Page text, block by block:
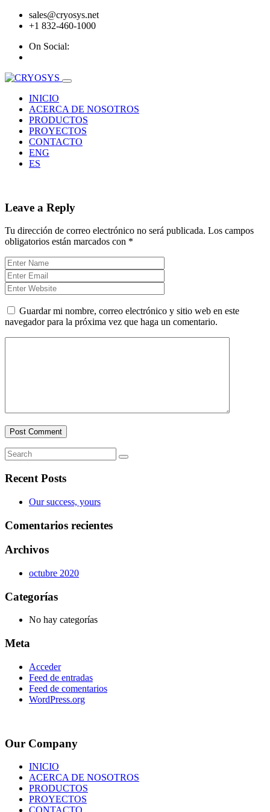
sales@cryosys.net
+1 832-460-1000
On Social:
INICIO
ACERCA DE NOSOTROS
PRODUCTOS
PROYECTOS
CONTACTO
ENG
ES
Leave a Reply
Tu dirección de correo electrónico no será publicada. Los campos
obligatorios están marcados con *
Guardar mi nombre, correo electrónico y sitio web en este
navegador para la próxima vez que haga un comentario.
Recent Posts
Our success, yours
Comentarios recientes
Archivos
octubre 2020
Categorías
No hay categorías
Meta
Acceder
Feed de entradas
Feed de comentarios
WordPress.org
Our Company
INICIO
ACERCA DE NOSOTROS
PRODUCTOS
PROYECTOS